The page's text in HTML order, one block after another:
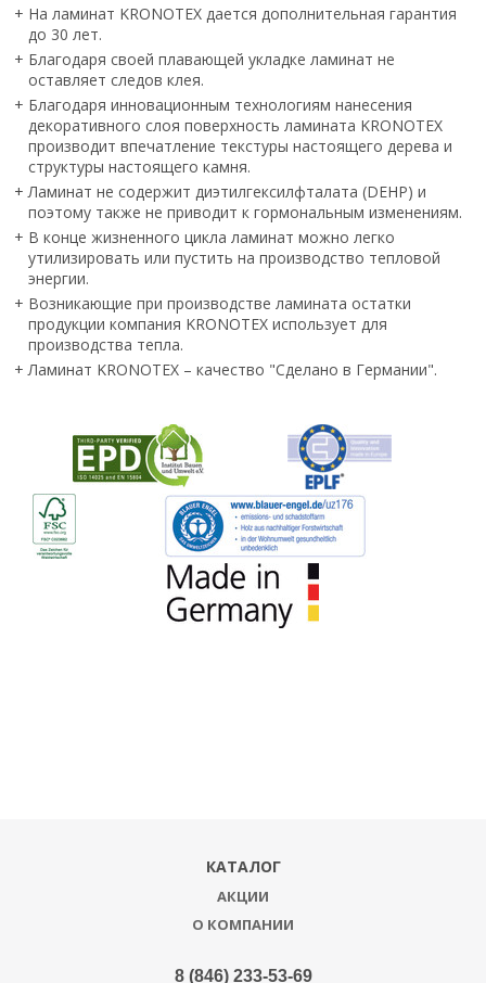
+ На ламинат KRONOTEX дается дополнительная гарантия
до 30 лет.
+ Благодаря своей плавающей укладке ламинат не
оставляет следов клея.
+ Благодаря инновационным технологиям нанесения
декоративного слоя поверхность ламината KRONOTEX
производит впечатление текстуры настоящего дерева и
структуры настоящего камня.
+ Ламинат не содержит диэтилгексилфталата (DEHP) и
поэтому также не приводит к гормональным изменениям.
+ В конце жизненного цикла ламинат можно легко
утилизировать или пустить на производство тепловой
энергии.
+ Возникающие при производстве ламината остатки
продукции компания KRONOTEX использует для
производства тепла.
+ Ламинат KRONOTEX – качество "Сделано в Германии".
КАТАЛОГ
АКЦИИ
О КОМПАНИИ
8 (846) 233-53-69